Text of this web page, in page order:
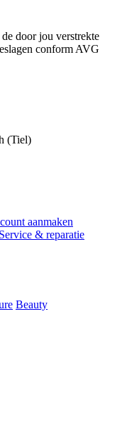
door jou verstrekte
conform AVG
(Tiel)
aanmaken
Service & reparatie
Beauty